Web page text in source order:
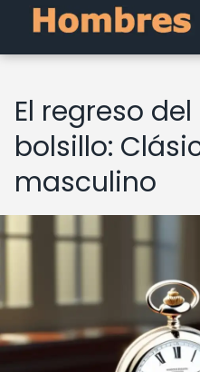
El regreso
bolsillo:
masculino